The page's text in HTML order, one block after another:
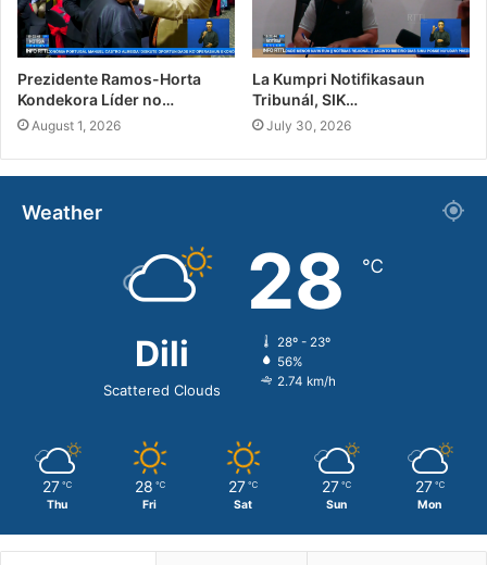
Prezidente Ramos-Horta
Kondekora Líder no…
August 1, 2026
La Kumpri Notifikasaun
Tribunál, SIK…
July 30, 2026
Weather
Dili
Scattered Clouds
28 ℃
28º - 23º
56%
2.74 km/h
27 ℃
Thu
28 ℃
Fri
27 ℃
Sat
27 ℃
Sun
27 ℃
Mon